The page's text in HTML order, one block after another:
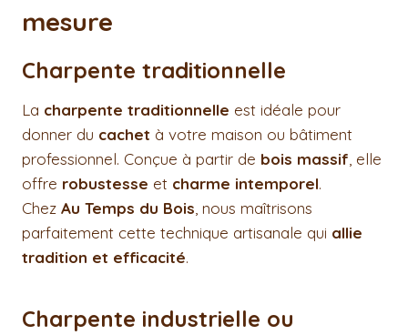
mesure
Charpente traditionnelle
La charpente traditionnelle est idéale pour
donner du cachet à votre maison ou bâtiment
professionnel. Conçue à partir de bois massif , elle
offre robustesse et charme intemporel.
Chez Au Temps du Bois , nous maîtrisons
parfaitement cette technique artisanale qui allie
tradition et efficacité.
Charpente industrielle ou